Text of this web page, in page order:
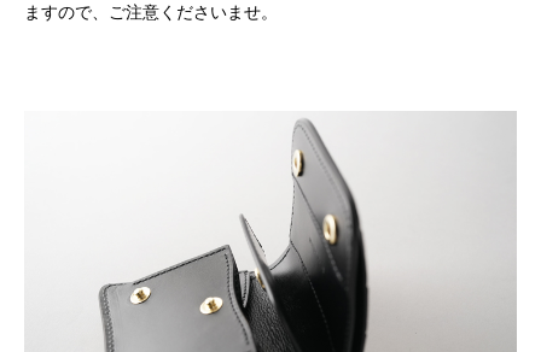
ますので、ご注意くださいませ。